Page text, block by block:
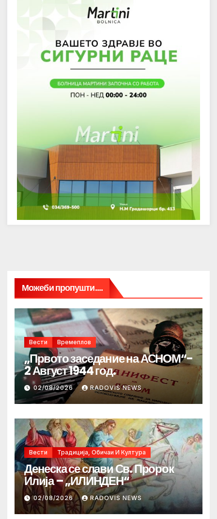
Можеби пропушти....
Вести Времеплов
„Првото заседание на АСНОМ“-
2 Август 1944 год.
02/08/2026 RADOVIS NEWS
Вести Традиција, Обичаи И Култура
Денеска се слави Св. Пророк
Илија – „ИЛИНДЕН“
02/08/2026 RADOVIS NEWS